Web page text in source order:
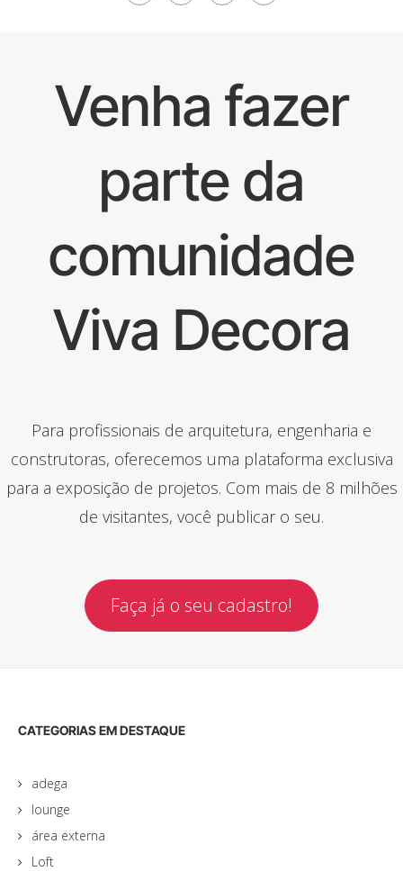
Venha fazer
parte da
comunidade
Viva Decora
Para profissionais de arquitetura, engenharia e
construtoras, oferecemos uma plataforma exclusiva
para a exposição de projetos. Com mais de 8 milhões
de visitantes, você publicar o seu.
Faça já o seu cadastro!
CATEGORIAS EM DESTAQUE
adega
lounge
área externa
Loft